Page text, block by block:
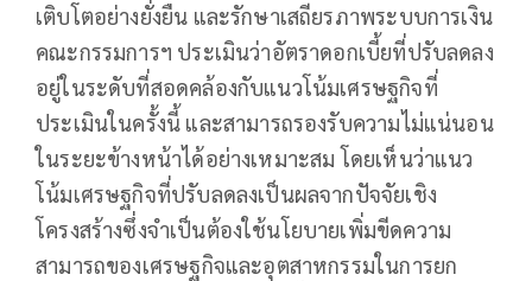
เติบโตอย่างยั่งยืน และรักษาเสถียรภาพระบบการเงิน
คณะกรรมการฯ ประเมินว่าอัตราดอกเบี้ยที่ปรับลดลง
อยู่ในระดับที่สอดคล้องกับแนวโน้มเศรษฐกิจที่
ประเมินในครั้งนี้ และสามารถรองรับความไม่แน่นอน
ในระยะข้างหน้าได้อย่างเหมาะสม โดยเห็นว่าแนว
โน้มเศรษฐกิจที่ปรับลดลงเป็นผลจากปัจจัยเชิง
โครงสร้างซึ่งจำเป็นต้องใช้นโยบายเพิ่มขีดความ
สามารถของเศรษฐกิจและอุตสาหกรรมในการยก